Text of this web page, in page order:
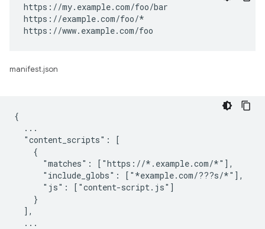
https://my.example.com/foo/bar
https://example.com/foo/*
https://www.example.com/foo
manifest.json
{
  ...
  "content_scripts": [
    {
      "matches": ["https://*.example.com/*"],
      "include_globs": ["*example.com/???s/*"],
      "js": ["content-script.js"]
    }
  ],
  ...